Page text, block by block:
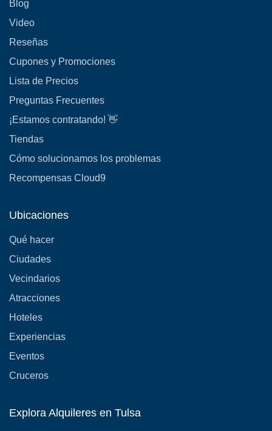
Blog
Video
Reseñas
Cupones y Promociones
Lista de Precios
Preguntas Frecuentes
¡Estamos contratando! 👋
Tiendas
Cómo solucionamos los problemas
Recompensas Cloud9
Ubicaciones
Qué hacer
Ciudades
Vecindarios
Atracciones
Hoteles
Experiencias
Eventos
Cruceros
Explora Alquileres en Tulsa